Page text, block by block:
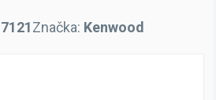
Značka: Kenwood